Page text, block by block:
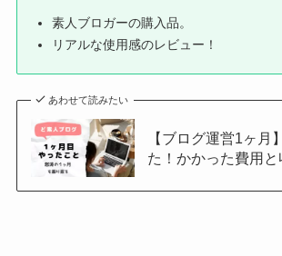
素人ブロガーの購入品。
リアルな使用感のレビュー！
あわせて読みたい
【ブログ運営1ヶ月
た！かかった費用と